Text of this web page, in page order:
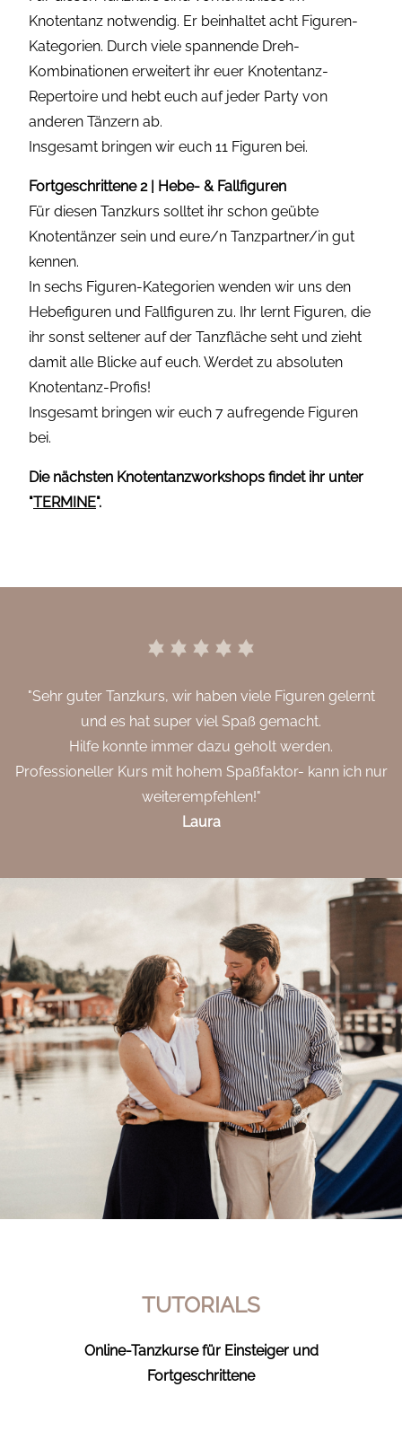
Knotentanz notwendig. Er beinhaltet acht Figuren-
Kategorien. Durch viele spannende Dreh-
Kombinationen erweitert ihr euer Knotentanz-
Repertoire und hebt euch auf jeder Party von
anderen Tänzern ab.
Insgesamt bringen wir euch 11 Figuren bei.
Fortgeschrittene 2 | Hebe- & Fallfiguren
Für diesen Tanzkurs solltet ihr schon geübte
Knotentänzer sein und eure/n Tanzpartner/in gut
kennen.
In sechs Figuren-Kategorien wenden wir uns den
Hebefiguren und Fallfiguren zu. Ihr lernt Figuren, die
ihr sonst seltener auf der Tanzfläche seht und zieht
damit alle Blicke auf euch. Werdet zu absoluten
Knotentanz-Profis!
Insgesamt bringen wir euch 7 aufregende Figuren
bei.
Die nächsten Knotentanzworkshops findet ihr unter
"TERMINE".
"Sehr guter Tanzkurs, wir haben viele Figuren gelernt
und es hat super viel Spaß gemacht.
Hilfe konnte immer dazu geholt werden.
Professioneller Kurs mit hohem Spaßfaktor- kann ich nur
weiterempfehlen!"
Laura
TUTORIALS
Online-Tanzkurse für Einsteiger und
Fortgeschrittene